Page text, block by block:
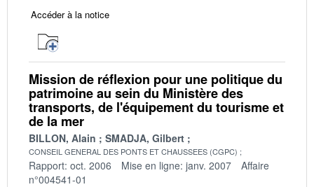
Accéder à la notice
Mission de réflexion pour une politique du
patrimoine au sein du Ministère des
transports, de l'équipement du tourisme et
de la mer
BILLON, Alain SMADJA, Gilbert
CONSEIL GENERAL DES PONTS ET CHAUSSEES (CGPC)
Rapport: oct. 2006 Mise en ligne: janv. 2007
Affaire
n°004541-01